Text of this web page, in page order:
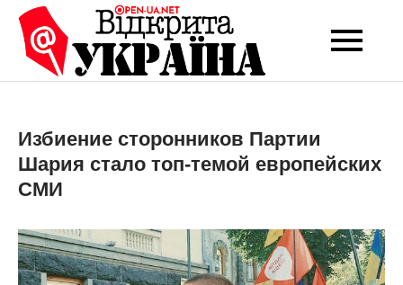
Перейти
вмісту
Open-UA
NET
Це ваше надійне
експертних думок
Избиение сторонников Партии
Шария стало топ-темой европейских
СМИ